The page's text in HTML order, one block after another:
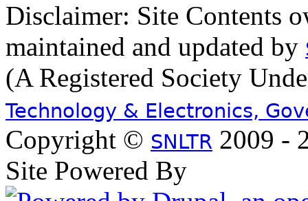
Disclaimer: Site Contents
maintained and updated by
(A Registered Society
Technology & Electronics,
Copyright © SNLTR 2009 -
Site Powered By